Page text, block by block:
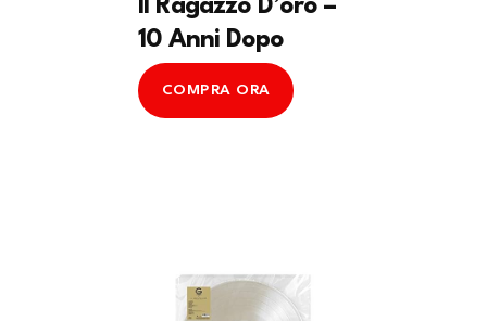
Il Ragazzo D’oro –
10 Anni Dopo
COMPRA ORA